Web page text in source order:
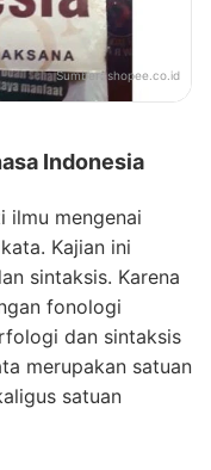
Sumber:shopee.co.id
Indonesia
ilmu mengenai
Kajian ini
sintaksis. Karena
fonologi
dan sintaksis
merupakan satuan
satuan